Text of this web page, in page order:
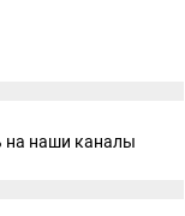
на наши каналы